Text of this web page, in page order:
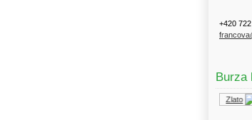
+420
Burza
Zlato